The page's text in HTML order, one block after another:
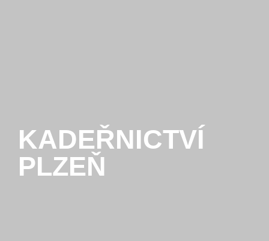
KADEŘNICTVÍ
PLZEŇ